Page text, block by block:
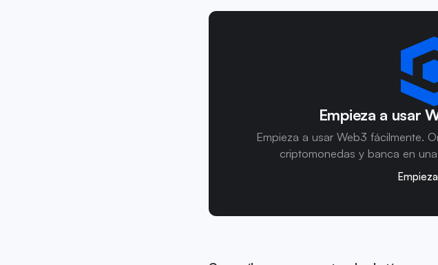
Empieza a usar
Empieza a usar Web3 fácilmente.
criptomonedas y banca en